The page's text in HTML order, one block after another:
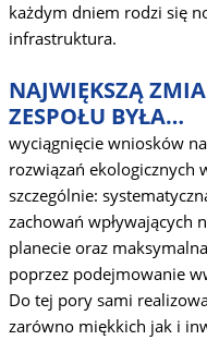
każdym dniem rodzi się
infrastruktura.
NAJWIĘKSZĄ
ZESPOŁU BYŁA…
wyciągnięcie wniosków
rozwiązań ekologicznych
szczególnie:
zachowań wpływających
planecie oraz
poprzez podejmowanie
Do tej pory sami
zarówno miękkich jak i